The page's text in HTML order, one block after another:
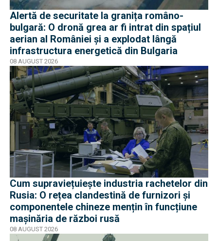
Alertă de securitate la granița româno-
bulgară: O dronă grea ar fi intrat din spațiul
aerian al României și a explodat lângă
infrastructura energetică din Bulgaria
08 AUGUST 2026
Cum supraviețuiește industria rachetelor din
Rusia: O rețea clandestină de furnizori și
componentele chineze mențin în funcțiune
mașinăria de război rusă
08 AUGUST 2026